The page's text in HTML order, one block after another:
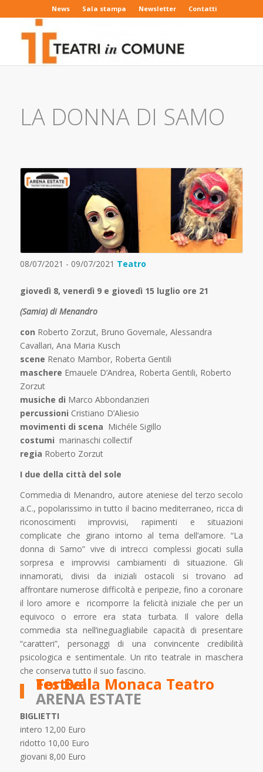
News Sala stampa Newsletter Contatti
LA DONNA DI SAMO
08/07/2021 - 09/07/2021 Teatro
giovedì 8, venerdì 9 e giovedì 15 luglio ore 21
(Samia) di Menandro
con Roberto Zorzut, Bruno Governale, Alessandra
Cavallari, Ana Maria Kusch
scene Renato Mambor, Roberta Gentili
maschere Emauele D’Andrea, Roberta Gentili, Roberto
Zorzut
musiche di Marco Abbondanzieri
percussioni Cristiano D’Aliesio
movimenti di scena Michéle Sigillo
costumi marinaschi collectif
regia Roberto Zorzut
I due della città del sole
Commedia di Menandro, autore ateniese del terzo secolo
a.C., popolarissimo in tutto il bacino mediterraneo, ricca di
riconoscimenti improvvisi, rapimenti e situazioni
complicate che girano intorno al tema dell’amore. “La
donna di Samo” vive di intrecci complessi giocati sulla
sorpresa e improvvisi cambiamenti di situazione. Gli
innamorati, divisi da iniziali ostacoli si trovano ad
affrontare numerose difficoltà e peripezie, fino a coronare
il loro amore e ricomporre la felicità iniziale che per un
equivoco o errore era stata turbata. Il valore della
commedia sta nell’ineguagliabile capacità di presentare
“caratteri”, personaggi di una convincente credibilità
psicologica e sentimentale. Un rito teatrale in maschera
che conserva tutto il suo fascino.
Tor Bella Monaca Teatro Festival
ARENA ESTATE
BIGLIETTI
intero 12,00 Euro
ridotto 10,00 Euro
giovani 8,00 Euro